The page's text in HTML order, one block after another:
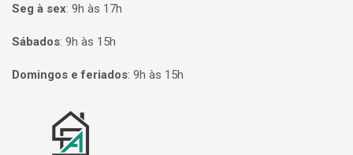
Seg à sex: 9h às 17h
Sábados: 9h às 15h
Domingos e feriados: 9h às 15h
Página inicial